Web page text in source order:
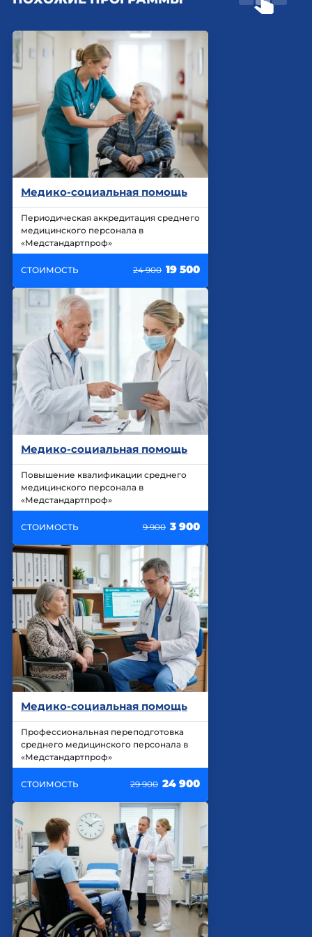
Медико-социальная помощь
Периодическая аккредитация среднего
медицинского персонала в
«Медстандартпроф»
СТОИМОСТЬ 24 900 19 500
Медико-социальная помощь
Повышение квалификации среднего
медицинского персонала в
«Медстандартпроф»
СТОИМОСТЬ 9 900 3 900
Медико-социальная помощь
Профессиональная переподготовка
среднего медицинского персонала в
«Медстандартпроф»
СТОИМОСТЬ 29 900 24 900